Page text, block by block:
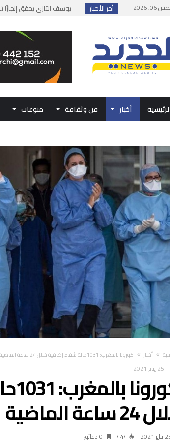
2026 أخر الأخبار
إطلاق حصة إضافية من
بلاغ من الديوان الملكي...
حفل الولاء بتطوان..
الرئيسية أخبار فن وثقافة منوعات
أخبار كورونا بالمغرب: 1031حالة شفاء إضافية خلال 24 ساعة الماضية
- 25 يناير 2021
الماضية
2021
444 0 ‫دقائق‬